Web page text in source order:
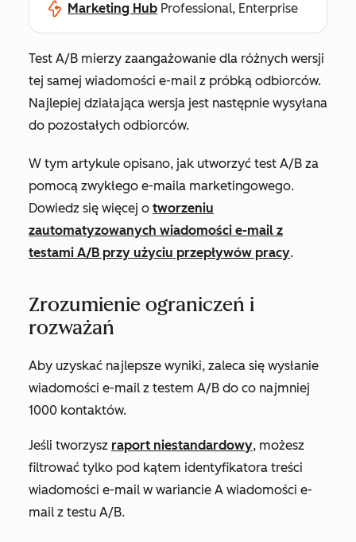
Marketing Hub Professional, Enterprise
Test A/B mierzy zaangażowanie dla różnych wersji
tej samej wiadomości e-mail z próbką odbiorców.
Najlepiej działająca wersja jest następnie wysyłana
do pozostałych odbiorców.
W tym artykule opisano, jak utworzyć test A/B za
pomocą zwykłego e-maila marketingowego.
Dowiedz się więcej o tworzeniu
zautomatyzowanych wiadomości e-mail z
testami A/B przy użyciu przepływów pracy.
Zrozumienie ograniczeń i
rozważań
Aby uzyskać najlepsze wyniki, zaleca się wysłanie
wiadomości e-mail z testem A/B do co najmniej
1000 kontaktów.
Jeśli tworzysz raport niestandardowy, możesz
filtrować tylko pod kątem identyfikatora treści
wiadomości e-mail w wariancie A wiadomości e-
mail z testu A/B.